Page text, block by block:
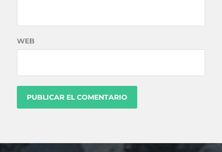
WEB